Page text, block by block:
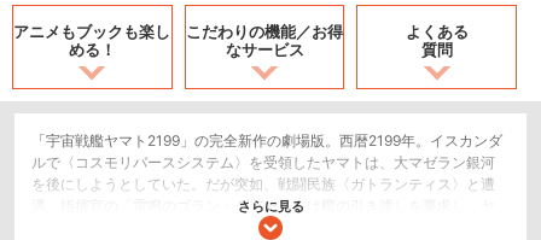
アニメもブックも楽し
める！
こだわりの機能／お得
なサービス
よくある
質問
「宇宙戦艦ヤマト2199」の完全新作の劇場版。西暦2199年。イスカンダ
ルで〈コスモリバースシステム〉を受領したヤマトは、大マゼラン銀河
を後にしようとしていた。だが突如、戦闘民族〈ガトランティス〉と遭
遇。指揮官の「雷鳴のゴラン・ダガーム」は艦の引き渡しを要求し、ヤ
マトに最新兵器〈火焔直撃砲〉を放つ。間一髪、ワープで追撃を振り切
さらに見る